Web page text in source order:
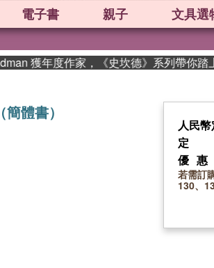
電子書 親子 文具選
獲年度作家，《史坎德》系列帶你踏上熱
體書）
人民
定
優惠
若需訂
130、